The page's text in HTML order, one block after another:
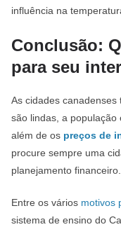
influência na
Conclusão:
para seu
As cidades canadenses
são lindas, a população
além de os preços de
procure sempre uma
planejamento financeiro.
Entre os vários motivos
sistema de ensino do